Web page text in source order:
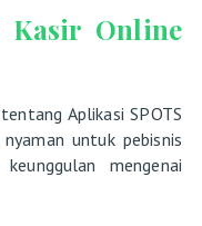
Kasir Online
Aplikasi SPOTS
untuk pebisnis
mengenai